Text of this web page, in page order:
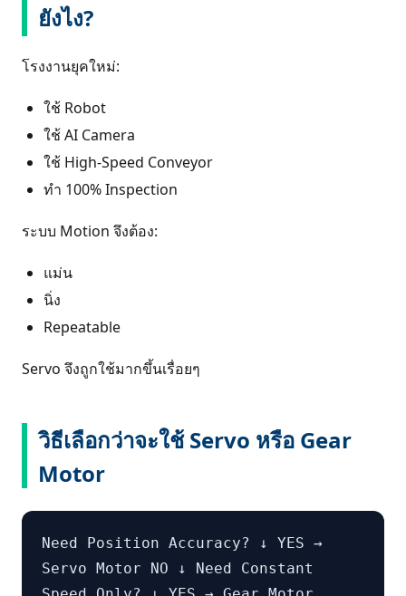
ยังไง?
โรงงานยุคใหม่:
ใช้ Robot
ใช้ AI Camera
ใช้ High-Speed Conveyor
ทำ 100% Inspection
ระบบ Motion จึงต้อง:
แม่น
นิ่ง
Repeatable
Servo จึงถูกใช้มากขึ้นเรื่อยๆ
วิธีเลือกว่าจะใช้ Servo หรือ Gear
Motor
Need Position Accuracy? ↓ YES →
Servo Motor NO ↓ Need Constant